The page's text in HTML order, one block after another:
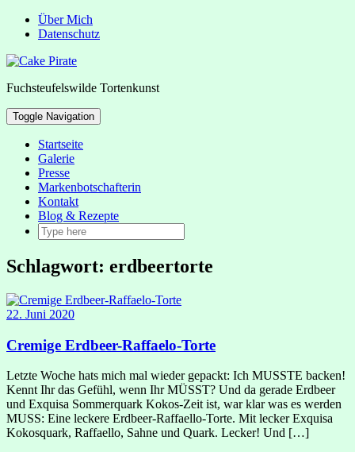
Über Mich
Datenschutz
Fuchsteufelswilde Tortenkunst
Toggle Navigation
Startseite
Galerie
Presse
Markenbotschafterin
Kontakt
Blog & Rezepte
Schlagwort: erdbeertorte
22. Juni 2020
Cremige Erdbeer-Raffaelo-Torte
Letzte Woche hats mich mal wieder gepackt: Ich MUSSTE backen!
Kennt Ihr das Gefühl, wenn Ihr MÜSST? Und da gerade Erdbeer
und Exquisa Sommerquark Kokos-Zeit ist, war klar was es werden
MUSS: Eine leckere Erdbeer-Raffaello-Torte. Mit lecker Exquisa
Kokosquark, Raffaello, Sahne und Quark. Lecker! Und […]